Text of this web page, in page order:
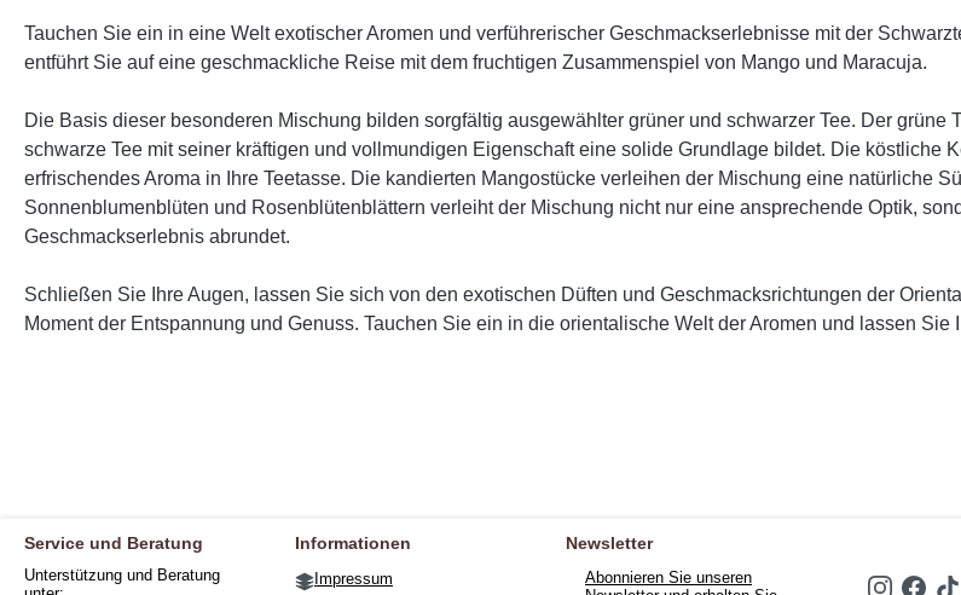
Tauchen Sie ein in eine Welt exotischer Aromen und verführerischer Geschmackserlebnisse mit der
entführt Sie auf eine geschmackliche Reise mit dem fruchtigen Zusammenspiel von Mango und Maracuja.
Die Basis dieser besonderen Mischung bilden sorgfältig ausgewählter grüner und schwarzer Tee. Der
schwarze Tee mit seiner kräftigen und vollmundigen Eigenschaft eine solide Grundlage bildet. Die köstliche
erfrischendes Aroma in Ihre Teetasse. Die kandierten Mangostücke verleihen der Mischung eine natürliche
Sonnenblumenblüten und Rosenblütenblättern verleiht der Mischung nicht nur eine ansprechende Optik,
Geschmackserlebnis abrundet.
Schließen Sie Ihre Augen, lassen Sie sich von den exotischen Düften und Geschmacksrichtungen der
Moment der Entspannung und Genuss. Tauchen Sie ein in die orientalische Welt der Aromen und lassen Sie
Service und Beratung
Unterstützung und Beratung
Informationen
Impressum
Newsletter
Abonnieren Sie unseren